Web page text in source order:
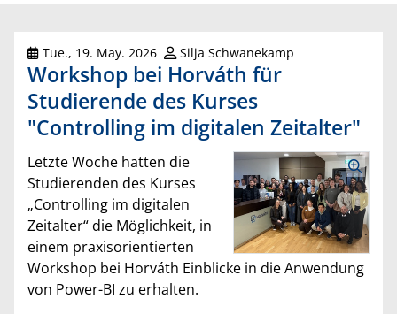
Tue., 19. May. 2026 Silja Schwanekamp
Workshop bei Horváth für
Studierende des Kurses
"Controlling im digitalen Zeitalter"
Letzte Woche hatten die
Studierenden des Kurses
„Controlling im digitalen
Zeitalter“ die Möglichkeit, in
einem praxisorientierten
Workshop bei Horváth Einblicke in die Anwendung
von Power-BI zu erhalten.